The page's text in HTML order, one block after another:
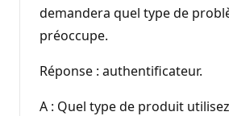
demandera quel type de
préoccupe.
Réponse : authentificateur.
A : Quel type de produit